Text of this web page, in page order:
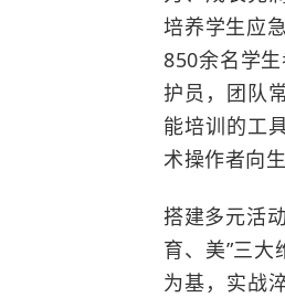
培养学生应
850余名学
护员，团队
能培训的工
术操作者向
搭建多元活
育、美”三
为基，实战